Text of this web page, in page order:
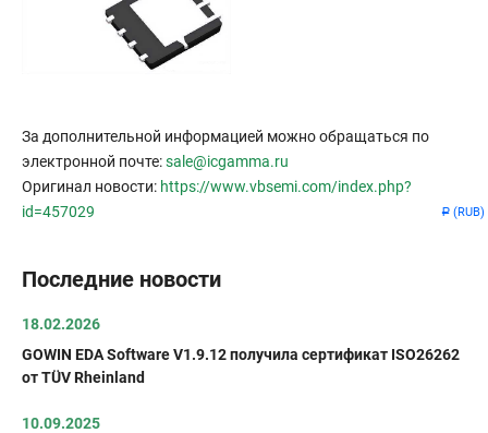
Р (RUB)
За дополнительной информацией можно обращаться по
электронной почте:sale@icgamma.ru
Оригинал новости: https://www.vbsemi.com/index.php?
id=457029
Последние новости
18.02.2026
GOWIN EDA Software V1.9.12 получила сертификат ISO26262
от TÜV Rheinland
10.09.2025